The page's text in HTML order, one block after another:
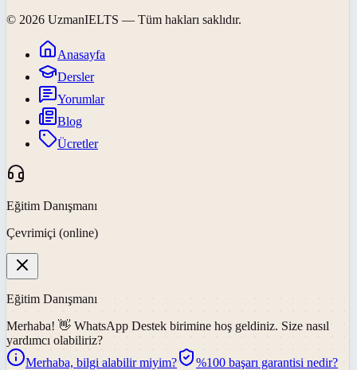
© 2026 UzmanIELTS — Tüm hakları saklıdır.
Anasayfa
Dersler
Yorumlar
Blog
Ücretler
Eğitim Danışmanı
Çevrimiçi (online)
Eğitim Danışmanı
Merhaba! 👋 WhatsApp Destek birimine hoş geldiniz. Size nasıl
yardımcı olabiliriz?
Merhaba, bilgi alabilir miyim?
%100 başarı garantisi nedir?